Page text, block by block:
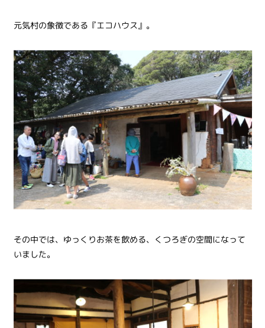
元気村の象徴である『エコハウス』。
その中では、ゆっくりお茶を飲める、くつろぎの空間になって
いました。